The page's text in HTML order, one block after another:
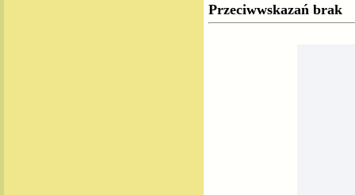
Przeciwwskazań brak